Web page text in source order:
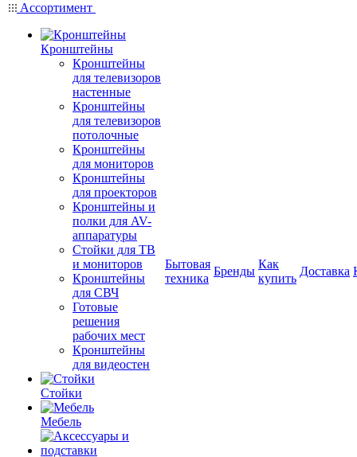
Ассортимент
Кронштейны
Кронштейны
для телевизоров
настенные
Кронштейны
для телевизоров
потолочные
Кронштейны
для мониторов
Кронштейны
для проекторов
Кронштейны и
полки для AV-
аппаратуры
Стойки для ТВ
и мониторов
Кронштейны
для СВЧ
Готовые
решения
рабочих мест
Кронштейны
для видеостен
Стойки
Мебель
Бытовая
техника
Бренды
Как
купить
Доставка